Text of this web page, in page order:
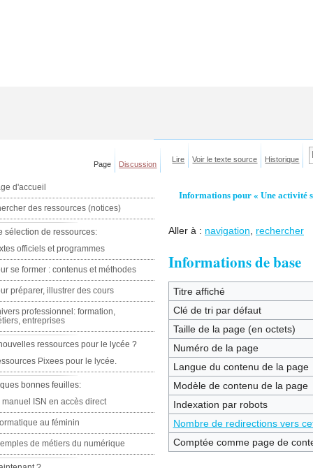
Informations pour « Une activité
Aller à : navigation rechercher
Informations de base
Titre affiché
Clé de tri par défaut
Taille de la page (en octets)
Numéro de la page
Langue du contenu de la page
Modèle de contenu de la page
Indexation par robots
Nombre de redirections vers
Comptée comme page de
Page Discussion
Lire Voir le texte source Historique
d'accueil
des ressources (notices)
sélection de ressources:
officiels et programmes
se former : contenus et méthodes
préparer, illustrer des cours
professionnel: formation,
entreprises
ressources pour le lycée ?
Pixees pour le lycée.
bonnes feuilles:
manuel ISN en accès direct
au féminin
de métiers du numérique